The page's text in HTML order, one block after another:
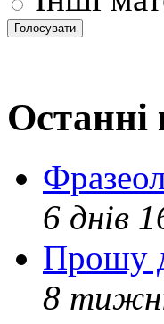
Останні
6 днів
Прошу
8